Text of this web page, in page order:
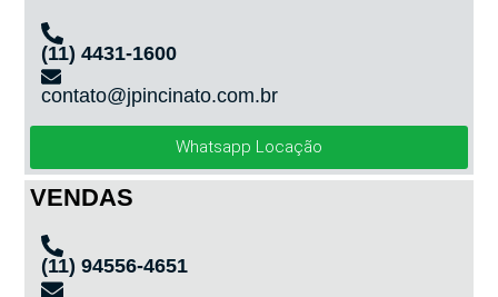
(11) 4431-1600
contato@jpincinato.com.br
Whatsapp Locação
VENDAS
(11) 94556-4651